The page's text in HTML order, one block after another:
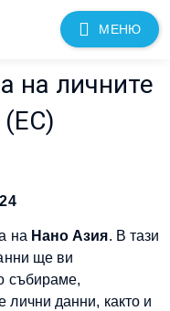
МЕНЮ
на личните
(ЕС)
на Нано Азия. В тази
ще ви
събираме,
данни, както и